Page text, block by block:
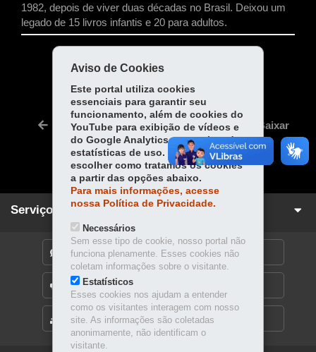
1982, depois de viver duas décadas no Brasil. Deixou um
legado de 15 livros infantis e 20 para adultos.
COMPARTILHE:
Fa
ce
bo
ok
Tw
itt
er
ts
Ap
p
Voltar Início Imprimir Baixar
Serviços para você!
MAPA DO SITE
DENUNCIE CORRUPÇÃO
OUVIDORIA
Aviso de Cookies
Este portal utiliza cookies
essenciais para garantir seu
funcionamento, além de cookies do
YouTube para exibição de vídeos e
do Google Analytics para coleta de
estatísticas de uso. Você pode
escolher como tratamos os cookies
a partir das opções abaixo.
Para mais informações, acesse
nossa Política de Privacidade.
Necessários
Sem esse tipo de cookie, nosso portal não
funciona plenamente. Esses cookies não
coletam informações sobre o visitante.
Estatísticos
Esses cookies nos ajudam a entender
como os visitantes interagem com nosso
site. As informações são coletadas
anonimamente, não identificam o
visitante.